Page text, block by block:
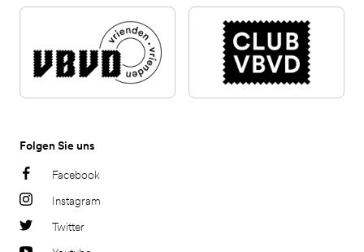
Folgen Sie uns
Facebook
Instagram
Twitter